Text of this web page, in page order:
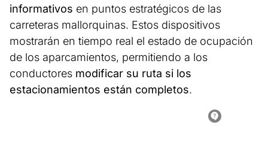
informativos en puntos estratégicos de las
carreteras mallorquinas. Estos dispositivos
mostrarán en tiempo real el estado de ocupación
de los aparcamientos, permitiendo a los
conductores modificar su ruta si los
estacionamientos están completos.